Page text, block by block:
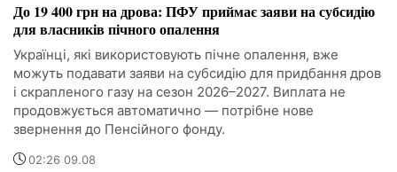
До 19 400 грн на дрова: ПФУ приймає заяви на субсидію
для власників пічного опалення
Українці, які використовують пічне опалення, вже
можуть подавати заяви на субсидію для придбання дров
і скрапленого газу на сезон 2026–2027. Виплата не
продовжується автоматично — потрібне нове
звернення до Пенсійного фонду.
02:26 09.08